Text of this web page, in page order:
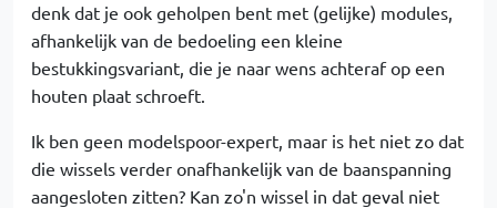
denk dat je ook geholpen bent met (gelijke) modules,
afhankelijk van de bedoeling een kleine
bestukkingsvariant, die je naar wens achteraf op een
houten plaat schroeft.
Ik ben geen modelspoor-expert, maar is het niet zo dat
die wissels verder onafhankelijk van de baanspanning
aangesloten zitten? Kan zo'n wissel in dat geval niet